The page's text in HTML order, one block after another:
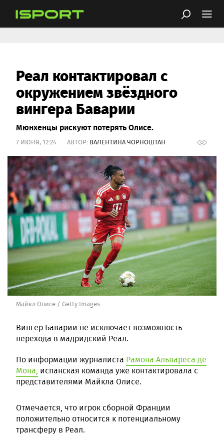
Реал контактировал с
окружением звёздного
вингера Баварии
Мюнхенцы рискуют потерять Олисе.
7 ИЮНЯ, 12:24 АВТОР: ВАЛЕНТИНА ЧОРНОШТАН
Майкл Олисе / Getty Images
Вингер Баварии не исключает возможность
перехода в мадридский Реал.
По информации журналиста Рамона Альвареса де
Мона, испанская команда уже контактировала с
представителями Майкла Олисе.
Отмечается, что игрок сборной Франции
положительно относится к потенциальному
трансферу в Реал.